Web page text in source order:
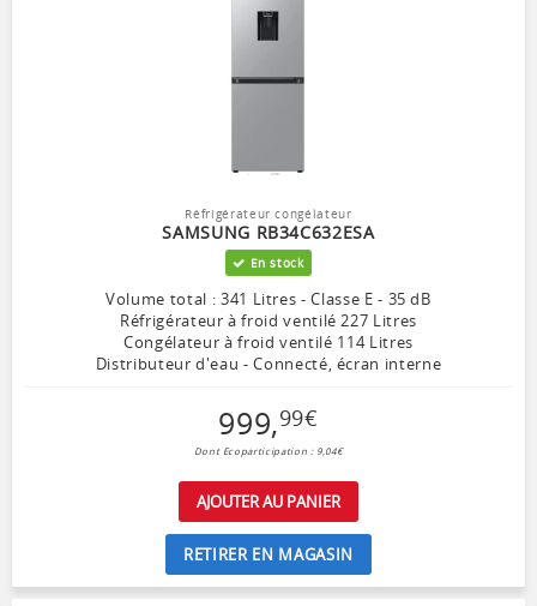
Réfrigérateur congélateur
SAMSUNG RB34C632ESA
En stock
Volume total : 341 Litres - Classe E - 35 dB
Réfrigérateur à froid ventilé 227 Litres
Congélateur à froid ventilé 114 Litres
Distributeur d'eau - Connecté, écran interne
999,99€
Dont Ecoparticipation : 9,04€
AJOUTER AU PANIER
RETIRER EN MAGASIN